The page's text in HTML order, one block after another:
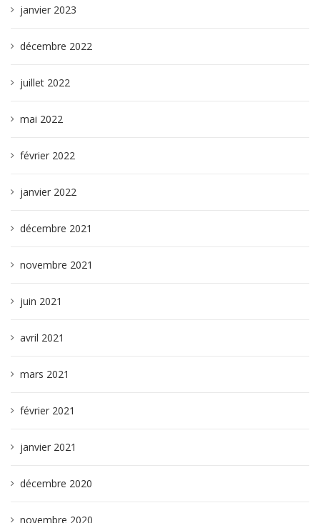
janvier 2023
décembre 2022
juillet 2022
mai 2022
février 2022
janvier 2022
décembre 2021
novembre 2021
juin 2021
avril 2021
mars 2021
février 2021
janvier 2021
décembre 2020
novembre 2020